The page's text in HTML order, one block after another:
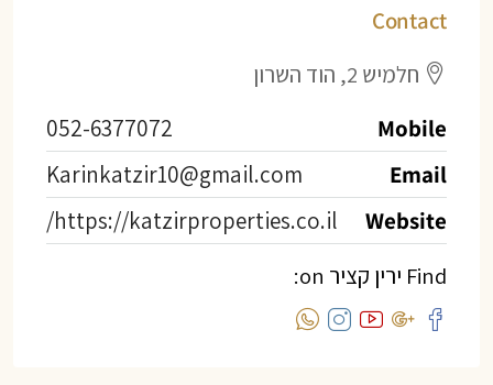
Contact
חלמיש 2, הוד השרון
Mobile
052-6377072
Email
Karinkatzir10@gmail.com
Website
https://katzirproperties.co.il/
Find ירין קציר on: